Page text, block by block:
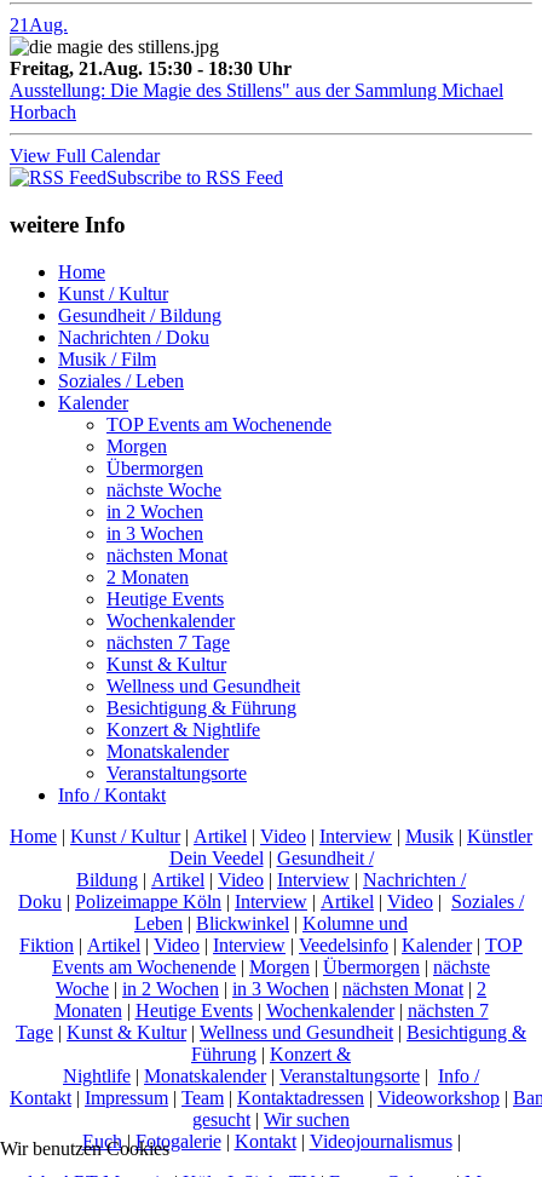
21 Aug.
Freitag, 21.Aug. 15:30 - 18:30 Uhr
Ausstellung: Die Magie des Stillens" aus der Sammlung Michael
Horbach
View Full Calendar
Subscribe to RSS Feed
weitere Info
Home
Kunst / Kultur
Gesundheit / Bildung
Nachrichten / Doku
Musik / Film
Soziales / Leben
Kalender
TOP Events am Wochenende
Morgen
Übermorgen
nächste Woche
in 2 Wochen
in 3 Wochen
nächsten Monat
2 Monaten
Heutige Events
Wochenkalender
nächsten 7 Tage
Kunst & Kultur
Wellness und Gesundheit
Besichtigung & Führung
Konzert & Nightlife
Monatskalender
Veranstaltungsorte
Info / Kontakt
Home | Kunst / Kultur| Artikel | Video | Interview | Musik | Künstler
Dein Veedel | Gesundheit /
Bildung | Artikel | Video | Interview | Nachrichten /
Doku | Polizeimappe Köln | Interview | Artikel | Video | Soziales /
Leben | Blickwinkel | Kolumne und
Fiktion | Artikel | Video | Interview | Veedelsinfo | Kalender| TOP
Events am Wochenende | Morgen | Übermorgen | nächste
Woche | in 2 Wochen | in 3 Wochen | nächsten Monat | 2
Monaten | Heutige Events| Wochenkalender| nächsten 7
Tage | Kunst & Kultur| Wellness und Gesundheit | Besichtigung &
Führung | Konzert &
Nightlife | Monatskalender| Veranstaltungsorte | Info /
Kontakt | Impressum | Team | Kontaktadressen | Videoworkshop |
gesucht | Wir suchen
Euch|Fotogalerie| Kontakt| Videojournalismus|
Wir benutzen Cookies